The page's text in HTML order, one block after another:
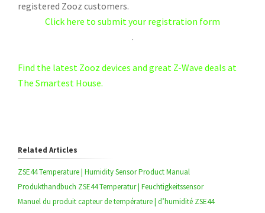
registered Zooz customers.
Click here to submit your registration form
.
Find the latest Zooz devices and great Z-Wave deals at
The Smartest House.
Related Articles
ZSE44 Temperature | Humidity Sensor Product Manual
Produkthandbuch ZSE44 Temperatur | Feuchtigkeitssensor
Manuel du produit capteur de température | d’humidité ZSE44